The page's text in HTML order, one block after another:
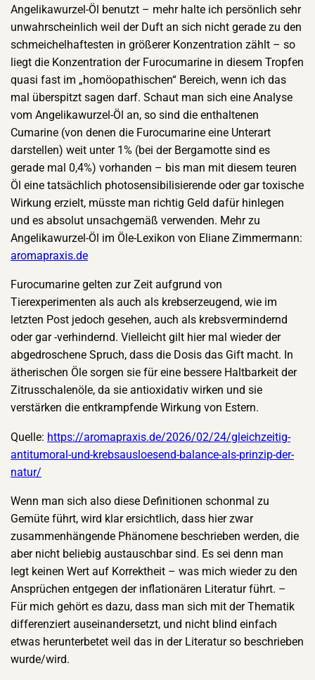
Angelikawurzel-Öl benutzt – mehr halte ich persönlich sehr
unwahrscheinlich weil der Duft an sich nicht gerade zu den
schmeichelhaftesten in größerer Konzentration zählt – so
liegt die Konzentration der Furocumarine in diesem Tropfen
quasi fast im „homöopathischen“ Bereich, wenn ich das
mal überspitzt sagen darf. Schaut man sich eine Analyse
vom Angelikawurzel-Öl an, so sind die enthaltenen
Cumarine (von denen die Furocumarine eine Unterart
darstellen) weit unter 1% (bei der Bergamotte sind es
gerade mal 0,4%) vorhanden – bis man mit diesem teuren
Öl eine tatsächlich photosensibilisierende oder gar toxische
Wirkung erzielt, müsste man richtig Geld dafür hinlegen
und es absolut unsachgemäß verwenden. Mehr zu
Angelikawurzel-Öl im Öle-Lexikon von Eliane Zimmermann:
aromapraxis.de
Furocumarine gelten zur Zeit aufgrund von
Tierexperimenten als auch als krebserzeugend, wie im
letzten Post jedoch gesehen, auch als krebsvermindernd
oder gar -verhindernd. Vielleicht gilt hier mal wieder der
abgedroschene Spruch, dass die Dosis das Gift macht. In
ätherischen Öle sorgen sie für eine bessere Haltbarkeit der
Zitrusschalenöle, da sie antioxidativ wirken und sie
verstärken die entkrampfende Wirkung von Estern.
Quelle: https://aromapraxis.de/2026/02/24/gleichzeitig-
antitumoral-und-krebsausloesend-balance-als-prinzip-der-
natur/
Wenn man sich also diese Definitionen schonmal zu
Gemüte führt, wird klar ersichtlich, dass hier zwar
zusammenhängende Phänomene beschrieben werden, die
aber nicht beliebig austauschbar sind. Es sei denn man
legt keinen Wert auf Korrektheit – was mich wieder zu den
Ansprüchen entgegen der inflationären Literatur führt. –
Für mich gehört es dazu, dass man sich mit der Thematik
differenziert auseinandersetzt, und nicht blind einfach
etwas herunterbetet weil das in der Literatur so beschrieben
wurde/wird.